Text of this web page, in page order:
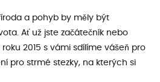
a pohyb by měly být
Ať už jste začátečník nebo
2015 s vámi sdílíme vášeň pro
pro strmé stezky, na kterých si